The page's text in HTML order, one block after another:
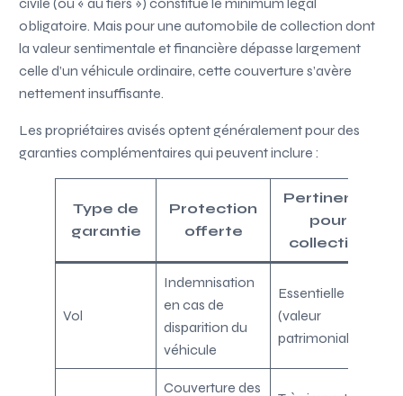
obligatoire. Mais pour une automobile de collection dont
la valeur sentimentale et financière dépasse largement
celle d’un véhicule ordinaire, cette couverture s’avère
nettement insuffisante.
Les propriétaires avisés optent généralement pour des
garanties complémentaires qui peuvent inclure :
Type de
garantie
Protection
offerte
Pertinence
pour
collection
Vol
Indemnisation
en cas de
disparition du
véhicule
Essentielle
(valeur
patrimoniale)
Couverture des